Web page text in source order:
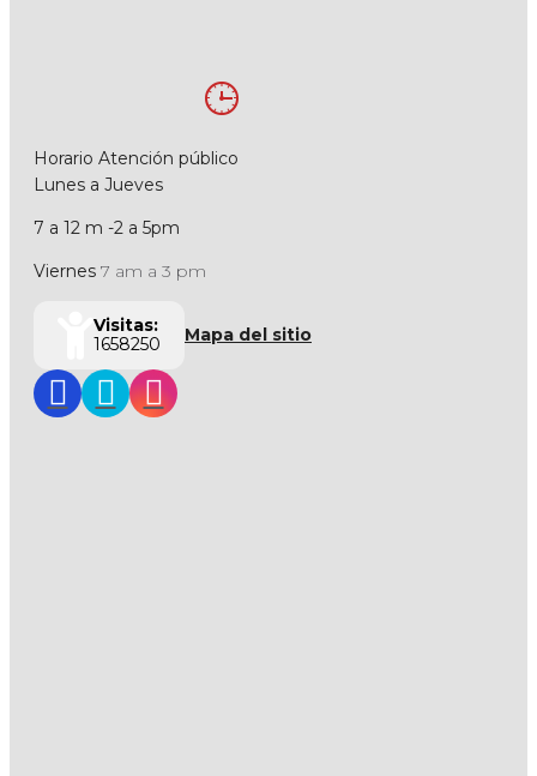
Horario Atención público
Lunes a Jueves
7 a 12 m -2 a 5pm
Viernes 7 am a 3 pm
Visitas:
1658250
Mapa del sitio